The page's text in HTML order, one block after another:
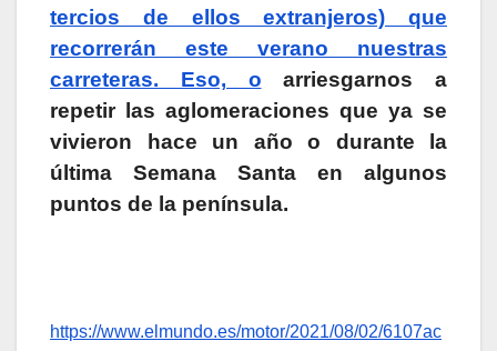
tercios de ellos extranjeros) que
recorrerán este verano nuestras
carreteras. Eso, o arriesgarnos a
repetir las aglomeraciones que ya se
vivieron hace un año o durante la
última Semana Santa en algunos
puntos de la península.
https://www.elmundo.es/motor/2021/08/02/6107ac